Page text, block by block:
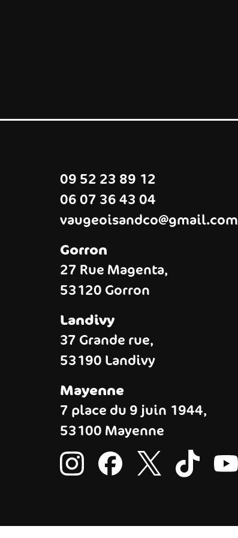
09 52 23 89 12
06 07 36 43 04
vaugeoisandco@gmail.com
Gorron
27 Rue Magenta,
53120 Gorron
Landivy
37 Grande rue,
53190 Landivy
Mayenne
7 place du 9 juin 1944,
53100 Mayenne